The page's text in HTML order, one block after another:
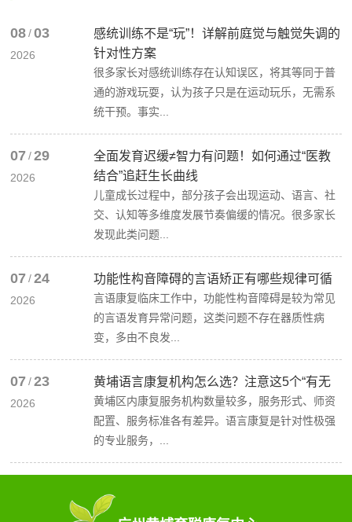
08 / 03
2026
感统训练不是“玩”！详解前庭觉与触觉失调的
针对性方案
很多家长对感统训练存在认知误区，将其等同于普
通的游戏玩耍，认为孩子只是在运动玩乐，无需系
统干预。事实...
07 / 29
2026
全面发育迟缓≠智力有问题！如何通过“医教
结合”追赶生长曲线
儿童成长过程中，部分孩子会出现运动、语言、社
交、认知等多维度发展节奏偏缓的情况。很多家长
发现此类问题...
07 / 24
2026
功能性构音障碍的言语矫正有哪些规律可循
言语康复临床工作中，功能性构音障碍是较为常见
的言语发育异常问题，这类问题不存在器质性病
变，多由不良发...
07 / 23
2026
黄埔语言康复机构怎么选？注意这5个“有无
黄埔区内康复服务机构数量较多，服务形式、师资
配置、服务标准各有差异。语言康复是针对性极强
的专业服务，...